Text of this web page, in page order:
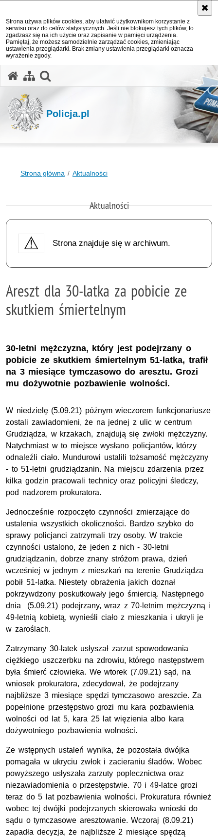
Strona używa plików cookies, aby ułatwić użytkownikom korzystanie z
serwisu oraz do celów statystycznych. Jeśli nie blokujesz tych plików, to
zgadzasz się na ich użycie oraz zapisanie w pamięci urządzenia.
Pamiętaj, że możesz samodzielnie zarządzać cookies, zmieniając
ustawienia przeglądarki. Brak zmiany ustawienia przeglądarki oznacza
wyrażenie zgody.
Policja.pl
Strona główna Aktualności
Aktualności
Strona znajduje się w archiwum.
Areszt dla 30-latka za pobicie ze
skutkiem śmiertelnym
30-letni mężczyzna, który jest podejrzany o
pobicie ze skutkiem śmiertelnym 51-latka, trafił
na 3 miesiące tymczasowo do aresztu. Grozi
mu dożywotnie pozbawienie wolności.
W niedzielę (5.09.21) późnym wieczorem funkcjonariusze
zostali zawiadomieni, że na jednej z ulic w centrum
Grudziądza, w krzakach, znajdują się zwłoki mężczyzny.
Natychmiast w to miejsce wysłano policjantów, którzy
odnaleźli ciało. Mundurowi ustalili tożsamość mężczyzny
- to 51-letni grudziądzanin. Na miejscu zdarzenia przez
kilka godzin pracowali technicy oraz policyjni śledczy,
pod nadzorem prokuratora.
Jednocześnie rozpoczęto czynności zmierzające do
ustalenia wszystkich okoliczności. Bardzo szybko do
sprawy policjanci zatrzymali trzy osoby. W trakcie
czynności ustalono, że jeden z nich - 30-letni
grudziądzanin, dobrze znany stróżom prawa, dzień
wcześniej w jednym z mieszkań na terenie Grudziądza
pobił 51-latka. Niestety obrażenia jakich doznał
pokrzywdzony poskutkowały jego śmiercią. Następnego
dnia (5.09.21) podejrzany, wraz z 70-letnim mężczyzną i
49-letnią kobietą, wynieśli ciało z mieszkania i ukryli je
w zaroślach.
Zatrzymany 30-latek usłyszał zarzut spowodowania
ciężkiego uszczerbku na zdrowiu, którego następstwem
była śmierć człowieka. We wtorek (7.09.21) sąd, na
wniosek prokuratora, zdecydował, że podejrzany
najbliższe 3 miesiące spędzi tymczasowo areszcie. Za
popełnione przestępstwo grozi mu kara pozbawienia
wolności od lat 5, kara 25 lat więzienia albo kara
dożywotniego pozbawienia wolności.
Ze wstępnych ustaleń wynika, że pozostała dwójka
pomagała w ukryciu zwłok i zacieraniu śladów. Wobec
powyższego usłyszała zarzuty poplecznictwa oraz
niezawiadomienia o przestępstwie. 70 i 49-latce grozi
teraz do 5 lat pozbawienia wolności. Prokuratura również
wobec tej dwójki podejrzanych skierowała wnioski do
sądu o tymczasowe aresztowanie. Wczoraj (8.09.21)
zapadła decyzja, że najbliższe 2 miesiące spędzą